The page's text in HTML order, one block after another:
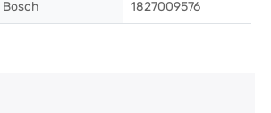
Bosch 1827009576